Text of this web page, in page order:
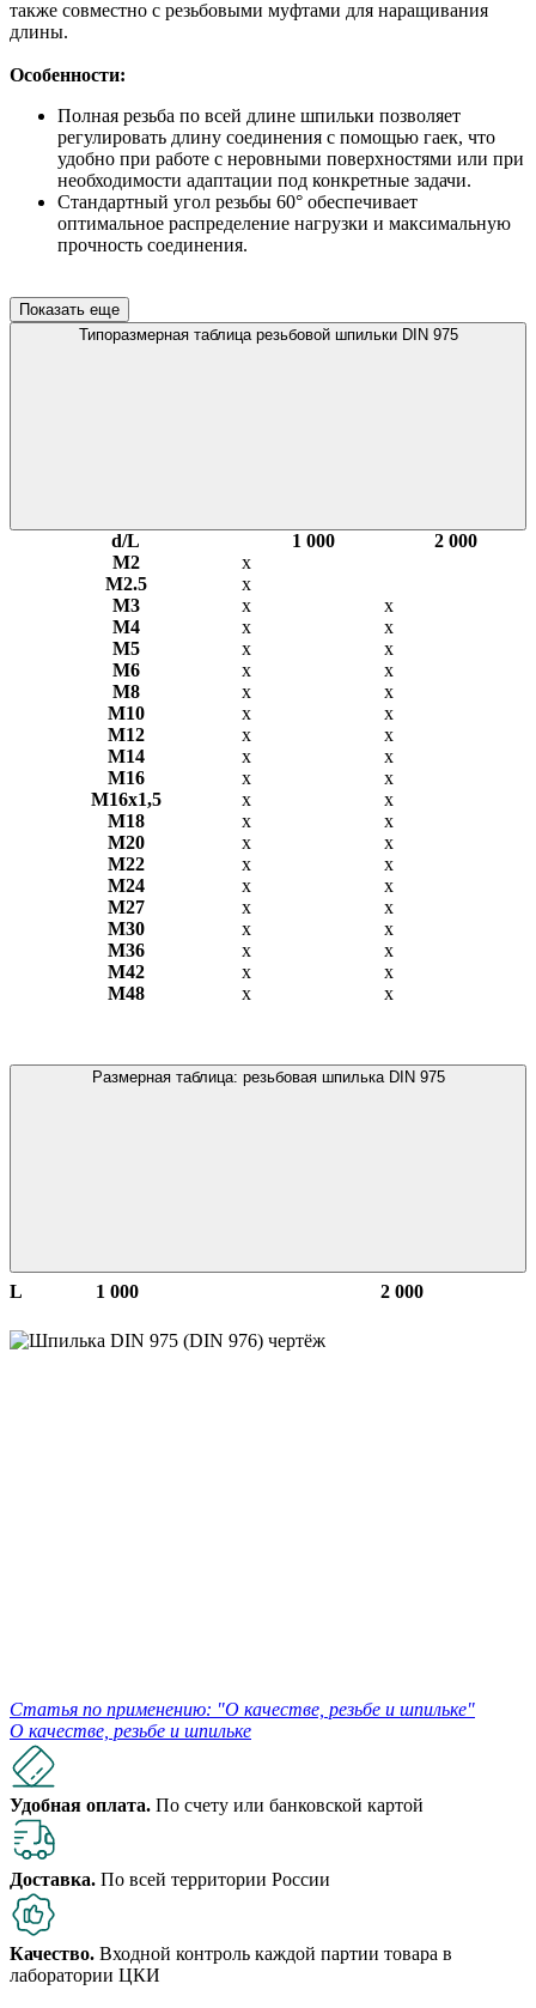
также совместно с резьбовыми муфтами для наращивания
длины.
Особенности:
Полная резьба по всей длине шпильки позволяет
регулировать длину соединения с помощью гаек, что
удобно при работе с неровными поверхностями или при
необходимости адаптации под конкретные задачи.
Стандартный угол резьбы 60° обеспечивает
оптимальное распределение нагрузки и максимальную
прочность соединения.
Показать еще
Типоразмерная таблица резьбовой шпильки DIN 975
d/L 1 000
2 000
М2
х
М2.5
х
М3
х
х
М4
х
х
М5
х
х
М6
х
х
М8
х
х
М10
х
х
М12
х
х
М14
х
х
М16
х
х
М16х1,5
х
x
М18
х
х
М20
х
х
М22
х
х
М24
х
х
М27
х
х
М30
х
х
М36
х
х
М42
х
х
М48
х х
Размерная таблица: резьбовая шпилька DIN 975
L 1 000 2 000
Статья по применению: "О качестве, резьбе и шпильке"
О качестве, резьбе и шпильке
Удобная оплата. По счету или банковской картой
Доставка. По всей территории России
Качество. Входной контроль каждой партии товара в
лаборатории ЦКИ